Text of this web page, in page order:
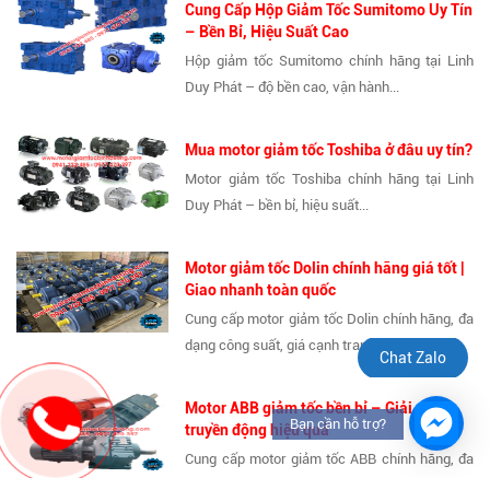
Cung Cấp Hộp Giảm Tốc Sumitomo Uy Tín
– Bền Bỉ, Hiệu Suất Cao
Hộp giảm tốc Sumitomo chính hãng tại Linh
Duy Phát – độ bền cao, vận hành...
Mua motor giảm tốc Toshiba ở đâu uy tín?
Motor giảm tốc Toshiba chính hãng tại Linh
Duy Phát – bền bỉ, hiệu suất...
Motor giảm tốc Dolin chính hãng giá tốt |
Giao nhanh toàn quốc
Cung cấp motor giảm tốc Dolin chính hãng, đa
dạng công suất, giá cạnh tranh....
Motor ABB giảm tốc bền bỉ – Giải pháp
truyền động hiệu quả
Cung cấp motor giảm tốc ABB chính hãng, đa
Chat Zalo
Bạn cần hỗ trợ?